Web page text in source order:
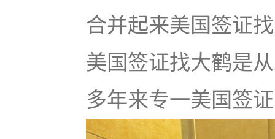
合并起来美国签证
美国签证找大鹤是
多年来专一美国签